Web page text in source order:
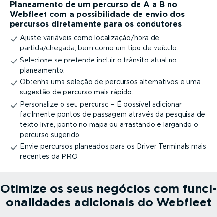
Planeamento de um percurso de A a B no
Webfleet com a possi­bi­lidade de envio dos
percursos diretamente para os condutores
Ajuste variáveis como localização/hora de
partida/chegada, bem como um tipo de veículo.
Selecione se pretende incluir o trânsito atual no
planeamento.
Obtenha uma seleção de percursos alter­na­tivos e uma
sugestão de percurso mais rápido.
Personalize o seu percurso – É possível adicionar
facilmente pontos de passagem através da pesquisa de
texto livre, ponto no mapa ou arrastando e largando o
percurso sugerido.
Envie percursos planeados para os Driver Terminals mais
recentes da PRO
Otimize os seus negócios com funci­
o­na­li­dades adicionais do Webfleet